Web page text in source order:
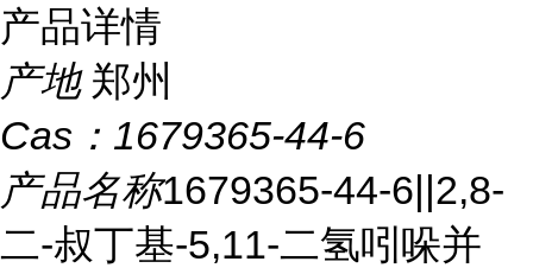
产品详情
产地 郑州
Cas： 1679365-44-6
产品名称1679365-44-6||2,8-
二-叔丁基-5,11-二氢吲哚并